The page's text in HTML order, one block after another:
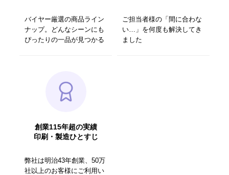
バイヤー厳選の商品ライン
ナップ。どんなシーンにも
ぴったりの一品が見つかる
ご担当者様の「間に合わな
い…」を何度も解決してき
ました
創業115年超の実績
印刷・製造ひとすじ
弊社は明治43年創業、50万
社以上のお客様にご利用い